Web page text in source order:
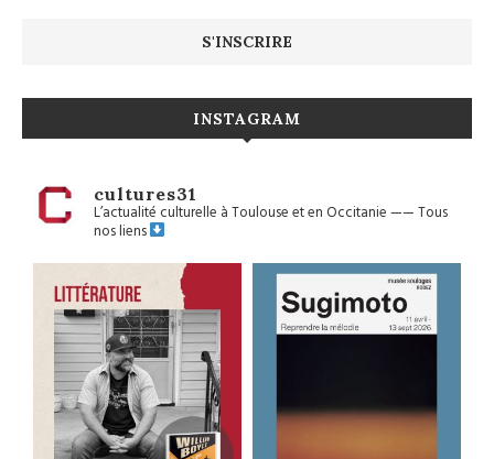
INSTAGRAM
cultures31
L’actualité culturelle à Toulouse et en Occitanie——Tous
nos liens